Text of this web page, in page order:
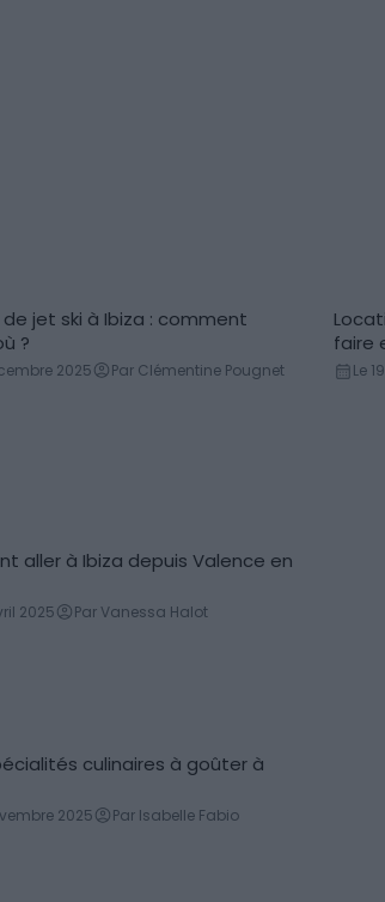
jet ski à Ibiza : comment
?
2025 Par Clémentine Pougnet
faire
Le
aller à Ibiza depuis Valence en
2025 Par Vanessa Halot
culinaires à goûter à
2025 Par Isabelle Fabio